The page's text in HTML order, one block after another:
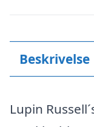
Beskrivelse
Lupin